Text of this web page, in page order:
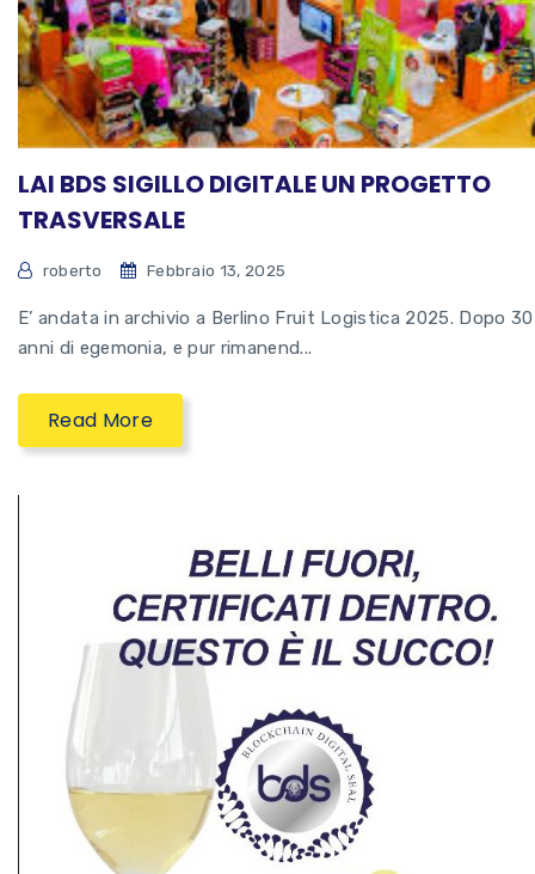
LAI BDS SIGILLO DIGITALE UN PROGETTO
TRASVERSALE
roberto Febbraio 13, 2025
E’ andata in archivio a Berlino Fruit Logistica 2025. Dopo 30
anni di egemonia, e pur rimanend...
Read More